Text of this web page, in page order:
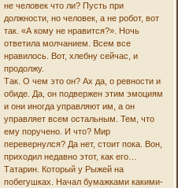
не человек что ли? Пусть при
должности, но человек, а не робот, вот
так. «А кому не нравится?». Ночь
ответила молчанием. Всем все
нравилось. Вот, хлебну сейчас, и
продолжу.
Так. О чем это он? Ах да, о ревности и
обиде. Да, он подвержен этим эмоциям
и они иногда управляют им, а он
управляет всем остальным. Тем, что
ему поручено. И что? Мир
перевернулся? Да нет, стоит пока. Вон,
приходил недавно этот, как его…
Татарин. Который у Рыжей на
побегушках. Начал бумажками какими-